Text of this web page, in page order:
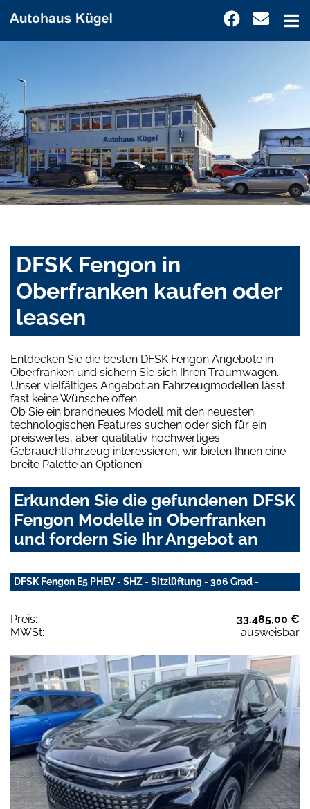
DFSK Fengon in
Oberfranken kaufen oder
leasen
Entdecken Sie die besten DFSK Fengon Angebote in
Oberfranken und sichern Sie sich Ihren Traumwagen.
Unser vielfältiges Angebot an Fahrzeugmodellen lässt
fast keine Wünsche offen.
Ob Sie ein brandneues Modell mit den neuesten
technologischen Features suchen oder sich für ein
preiswertes, aber qualitativ hochwertiges
Gebrauchtfahrzeug interessieren, wir bieten Ihnen eine
breite Palette an Optionen.
Erkunden Sie die gefundenen DFSK
Fengon Modelle in Oberfranken
und fordern Sie Ihr Angebot an
DFSK Fengon E5 PHEV - SHZ - Sitzlüftung - 306 Grad -
Preis:
33.485,00 €
MWSt:
ausweisbar